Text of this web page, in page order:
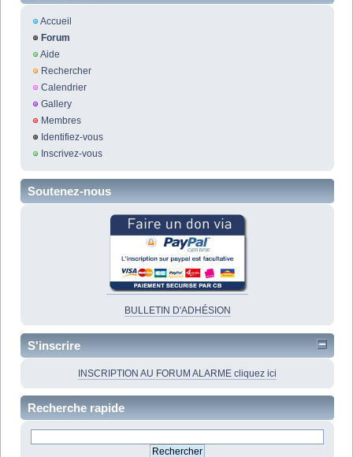
Accueil
Forum
Aide
Rechercher
Calendrier
Gallery
Membres
Identifiez-vous
Inscrivez-vous
Soutenez-nous
BULLETIN D'ADHÉSION
S'inscrire
INSCRIPTION AU FORUM ALARME cliquez ici
Recherche rapide